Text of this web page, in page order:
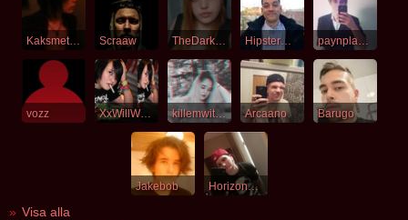
Kaksmeten Scraaw TheDarkLove HipsterMetalist paynplayme
vozz XxWillWorrisomexX killemwithkarma Arcaano Barugo
Jakebob Horizon_Lucker
Visa alla